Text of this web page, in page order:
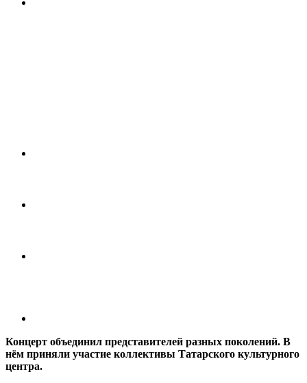
Концерт объединил представителей разных поколений. В
нём приняли участие коллективы Татарского культурного
центра.